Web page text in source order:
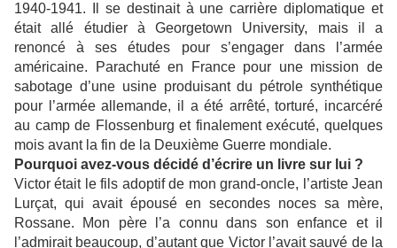
1940-1941. Il se destinait à une carrière diplomatique et
était allé étudier à Georgetown University, mais il a
renoncé à ses études pour s’engager dans l’armée
américaine. Parachuté en France pour une mission de
sabotage d’une usine produisant du pétrole synthétique
pour l’armée allemande, il a été arrêté, torturé, incarcéré
au camp de Flossenburg et finalement exécuté, quelques
mois avant la fin de la Deuxième Guerre mondiale.
Pourquoi avez-vous décidé d’écrire un livre sur lui ?
Victor était le fils adoptif de mon grand-oncle, l’artiste Jean
Lurçat, qui avait épousé en secondes noces sa mère,
Rossane. Mon père l’a connu dans son enfance et il
l’admirait beaucoup, d’autant que Victor l’avait sauvé de la